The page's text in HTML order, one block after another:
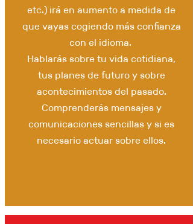
etc.) irá en aumento a medida de
que vayas cogiendo más confianza
con el idioma.
Hablarás sobre tu vida cotidiana,
tus planes de futuro y sobre
acontecimientos del pasado.
Comprenderás mensajes y
comunicaciones sencillas y si es
necesario actuar sobre ellos.